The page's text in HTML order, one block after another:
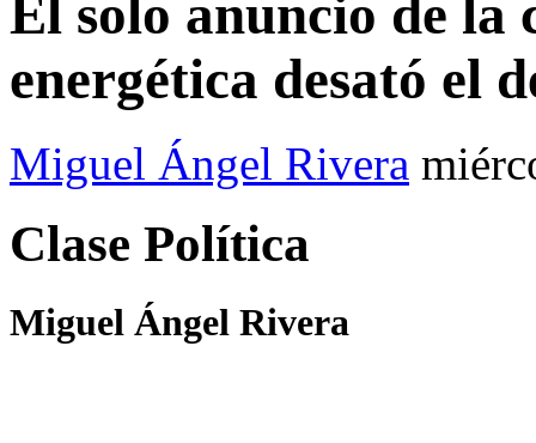
El solo anuncio de
energética desató el
Miguel Ángel Rivera
Clase Política
Miguel Ángel Rivera